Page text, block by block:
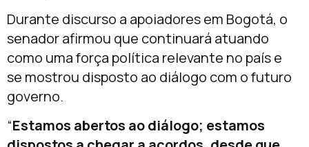
Durante discurso a apoiadores em Bogotá, o
senador afirmou que continuará atuando
como uma força política relevante no país e
se mostrou disposto ao diálogo com o futuro
governo.
“Estamos abertos ao diálogo; estamos